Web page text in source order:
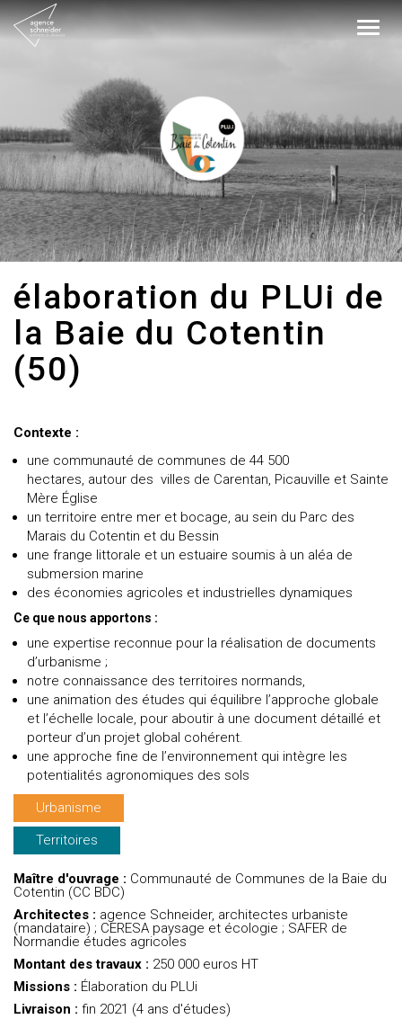
élaboration du PLUi de
la Baie du Cotentin
(50)
Contexte :
une communauté de communes de 44 500
hectares, autour des villes de Carentan, Picauville et Sainte
Mère Église
un territoire entre mer et bocage, au sein du Parc des
Marais du Cotentin et du Bessin
une frange littorale et un estuaire soumis à un aléa de
submersion marine
des économies agricoles et industrielles dynamiques
Ce que nous apportons :
une expertise reconnue pour la réalisation de documents
d’urbanisme ;
notre connaissance des territoires normands,
une animation des études qui équilibre l’approche globale
et l’échelle locale, pour aboutir à une document détaillé et
porteur d’un projet global cohérent.
une approche fine de l’environnement qui intègre les
potentialités agronomiques des sols
Urbanisme
Territoires
Maître d'ouvrage : Communauté de Communes de la Baie du
Cotentin (CC BDC)
Architectes : agence Schneider, architectes urbaniste
(mandataire) ; CERESA paysage et écologie ; SAFER de
Normandie études agricoles
Montant des travaux : 250 000 euros HT
Missions : Élaboration du PLUi
Livraison : fin 2021 (4 ans d'études)